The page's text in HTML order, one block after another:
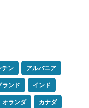
チン
アルバニア
ランド
インド
オランダ
カナダ